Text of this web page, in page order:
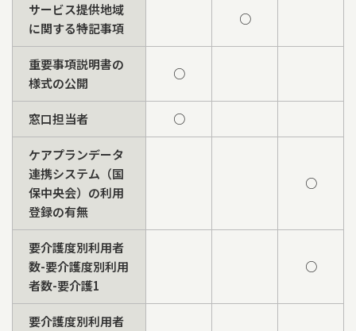
サービス提供地域
に関する特記事項
○
重要事項説明書の
様式の公開
○
窓口担当者 ○
ケアプランデータ
連携システム（国
保中央会）の利用
登録の有無
○
要介護度別利用者
数-要介護度別利用
者数-要介護1
○
要介護度別利用者